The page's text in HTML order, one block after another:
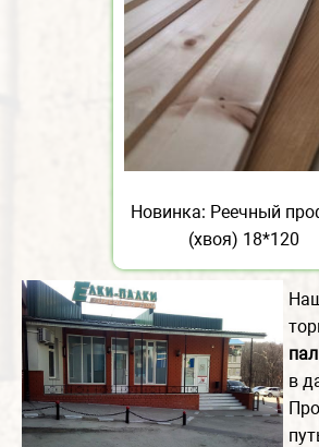
Новинка: Реечный
(хвоя) 18*120
в